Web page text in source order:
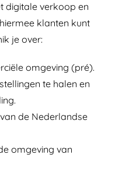
digitale verkoop en
klanten kunt
je over:
omgeving (pré).
te halen en
de Nederlandse
omgeving van